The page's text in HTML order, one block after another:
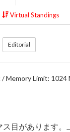
Virtual Standings
Editorial
Memory Limit: 1024
ス目があります。